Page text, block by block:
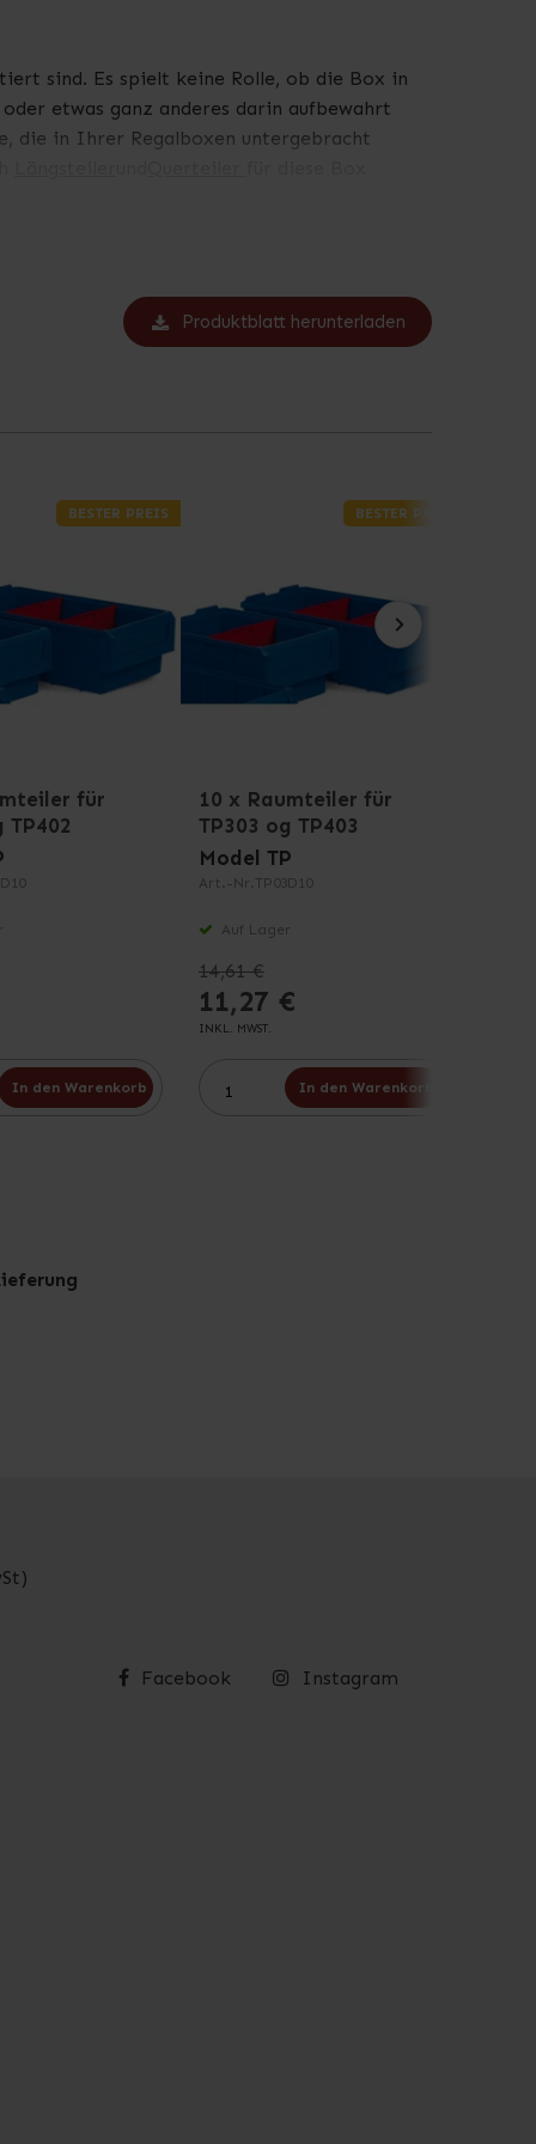
sind. Es spielt keine Rolle, ob die Box in
etwas ganz anderes darin aufbewahrt
die in Ihrer Regalboxen untergebracht
hat ein Schreibfeld, damit Sie Ihre Fächer
Produktblatt herunterladen
BESTER PREIS
für
TP402
In den Warenkorb
BESTER PREIS
10 x Raumteiler für
TP303 og TP403
Model TP
Art.-Nr. TP03D10
Auf Lager
14,61 €
11,27 €
INKL. MWST.
In den Warenkorb
Facebook Instagram